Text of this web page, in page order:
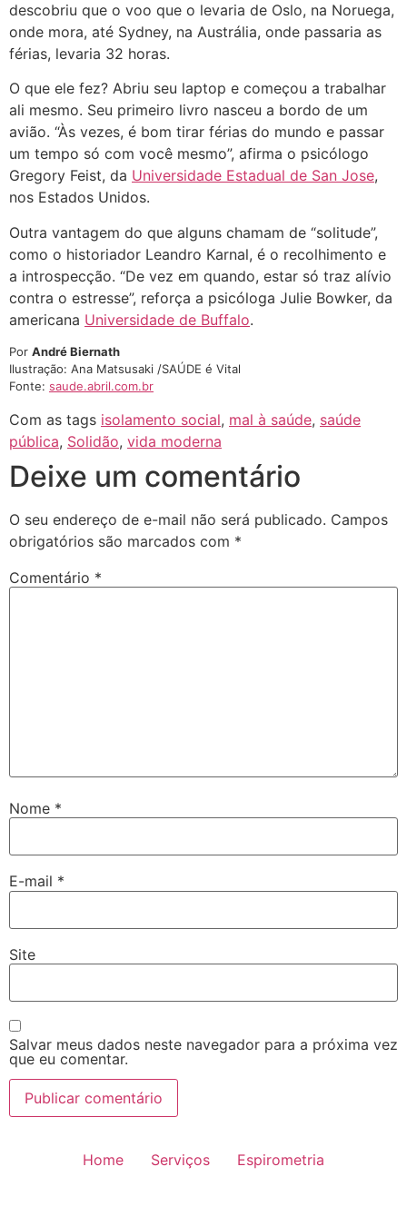
descobriu que o voo que o levaria de Oslo, na Noruega,
onde mora, até Sydney, na Austrália, onde passaria as
férias, levaria 32 horas.
O que ele fez? Abriu seu laptop e começou a trabalhar
ali mesmo. Seu primeiro livro nasceu a bordo de um
avião. “Às vezes, é bom tirar férias do mundo e passar
um tempo só com você mesmo”, afirma o psicólogo
Gregory Feist, da Universidade Estadual de San Jose,
nos Estados Unidos.
Outra vantagem do que alguns chamam de “solitude”,
como o historiador Leandro Karnal, é o recolhimento e
a introspecção. “De vez em quando, estar só traz alívio
contra o estresse”, reforça a psicóloga Julie Bowker, da
americana Universidade de Buffalo.
Por André Biernath
Ilustração: Ana Matsusaki /SAÚDE é Vital
Fonte: saude.abril.com.br
Com as tags isolamento social, mal à saúde, saúde
pública, Solidão, vida moderna
Deixe um comentário
O seu endereço de e-mail não será publicado. Campos
obrigatórios são marcados com *
Comentário *
Nome *
E-mail *
Site
Salvar meus dados neste navegador para a próxima vez
que eu comentar.
Home Serviços
Espirometria